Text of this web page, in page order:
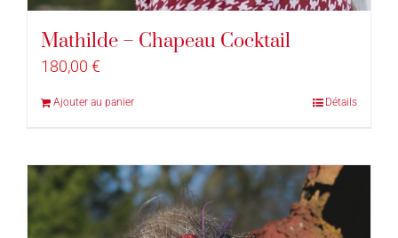
Mathilde – Chapeau Cocktail
180,00 €
Ajouter au panier Détails